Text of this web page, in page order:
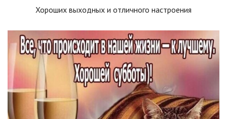
Хороших выходных и отличного настроения